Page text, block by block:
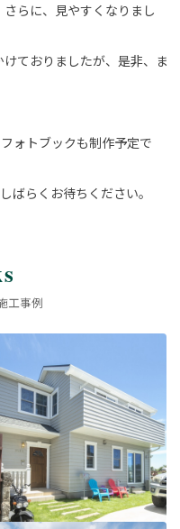
らに、見やすくなりまし
ておりましたが、是非、ま
ォトブックも制作予定で
ばらくお待ちください。
工事例